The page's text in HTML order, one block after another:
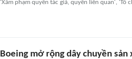
'Xâm phạm quyền tác giả, quyền liên quan', 'Tổ
Boeing mở rộng dây chuyền sản